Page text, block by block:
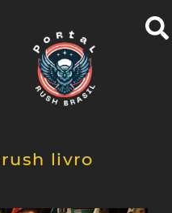
livro